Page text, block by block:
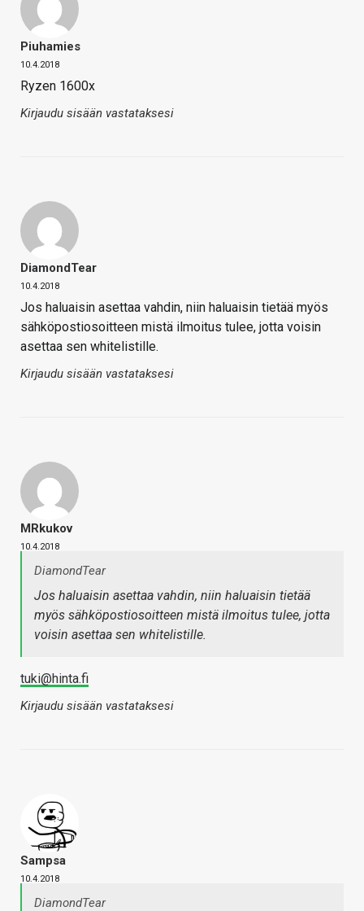
Piuhamies
10.4.2018
Ryzen 1600x
Kirjaudu sisään vastataksesi
DiamondTear
10.4.2018
Jos haluaisin asettaa vahdin, niin haluaisin tietää myös
sähköpostiosoitteen mistä ilmoitus tulee, jotta voisin
asettaa sen whitelistille.
Kirjaudu sisään vastataksesi
MRkukov
10.4.2018
DiamondTear
Jos haluaisin asettaa vahdin, niin haluaisin tietää
myös sähköpostiosoitteen mistä ilmoitus tulee, jotta
voisin asettaa sen whitelistille.
tuki@hinta.fi
Kirjaudu sisään vastataksesi
Sampsa
10.4.2018
DiamondTear